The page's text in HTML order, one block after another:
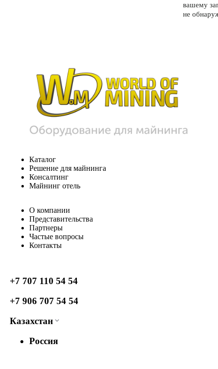
вашему
не
Каталог
Решение для майнинга
Консалтинг
Майнинг отель
О компании
Представительства
Партнеры
Частые вопросы
Контакты
+7 707 110 54 54
+7 906 707 54 54
Казахстан
Россия